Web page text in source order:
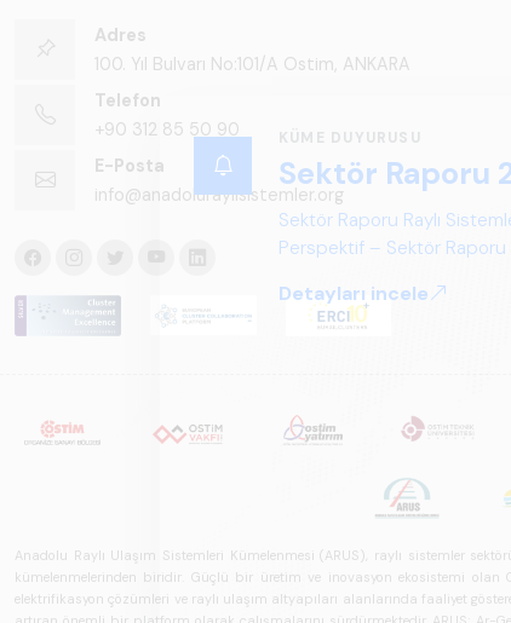
KÜME DUYURUSU
Sektör Raporu
Sektör Raporu Raylı
Perspektif – Sektör
gelecek perspektifi
Detayları incele
Adres
100. Yıl Bulvarı No:101/A Ostim, ANKARA
Telefon
+90 312 85 50 90
E-Posta
info@anadoluraylisistemler.org
Anadolu Raylı Ulaşım Sistemleri Kümelenmesi (ARUS), raylı sistemler
kümelenmelerinden biridir. Güçlü bir üretim ve inovasyon ekosistemi olan
elektrifikasyon çözümleri ve raylı ulaşım altyapıları alanlarında faaliyet